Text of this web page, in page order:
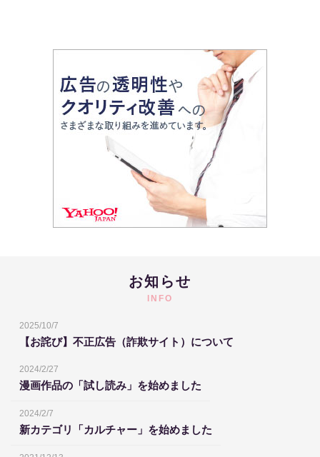
お知らせ
INFO
2025/10/7
【お詫び】不正広告（詐欺サイト）について
2024/2/27
漫画作品の「試し読み」を始めました
2024/2/7
新カテゴリ「カルチャー」を始めました